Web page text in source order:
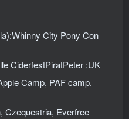
City Pony Con
CiderfestPiratPeter :UK
Camp, PAF camp.
Czequestria, Everfree